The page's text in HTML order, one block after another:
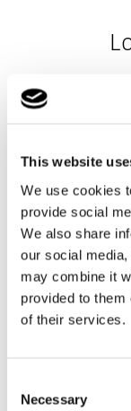
This website
We use cookies
provide social
We also share
our social
may combine it
provided to them
of their services.
Selection
Necessary
perfecto!